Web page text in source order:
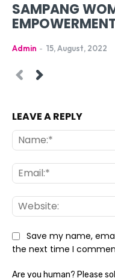
SAMPANG
Admin - 15, August, 2022
LEAVE A REPLY
Save my name,
the next time I
Are you human? Please